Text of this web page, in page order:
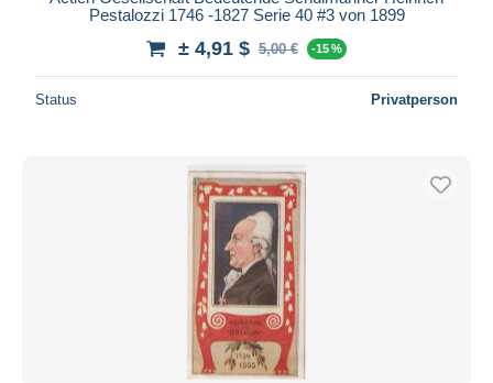
Pestalozzi 1746 -1827 Serie 40 #3 von 1899
± 4,91 $ 5,00 € -15 %
Status Privatperson